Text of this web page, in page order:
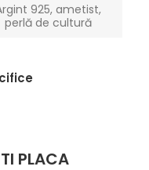
925, ametist,
perlă de cultură
PLACA